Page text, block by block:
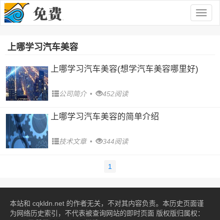
上哪学习汽车美容
上哪学习汽车美容(想学汽车美容哪里好)
公司简介 • 452阅读
上哪学习汽车美容的简单介绍
技术文章 • 344阅读
1
本站和 cqkldn.net 的作者无关，不对其内容负责。本历史页面谨
为网络历史索引，不代表被查询网站的即时页面 版权版归属权：